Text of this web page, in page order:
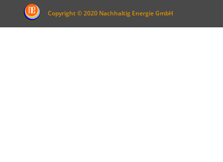
Copyright © 2020 Nachhaltig Energie GmbH